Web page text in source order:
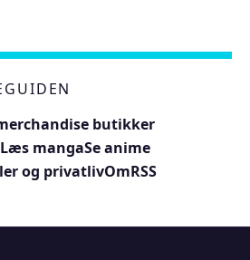
butikker
Læs mangaSe anime
og privatlivOmRSS